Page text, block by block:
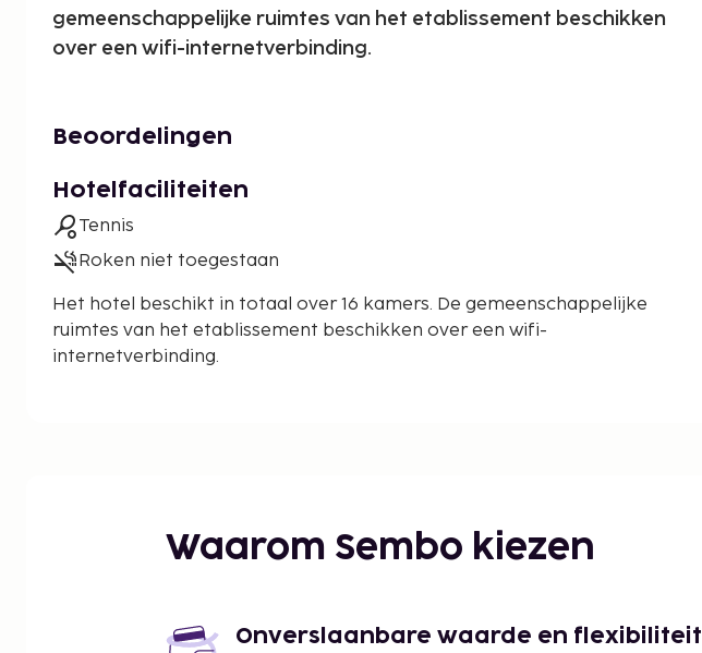
gemeenschappelijke ruimtes van het etablissement beschikken
over een wifi-internetverbinding.
Beoordelingen
Hotelfaciliteiten
Tennis
Roken niet toegestaan
Het hotel beschikt in totaal over 16 kamers. De gemeenschappelijke
ruimtes van het etablissement beschikken over een wifi-
internetverbinding.
Waarom Sembo kiezen
Onverslaanbare waarde en flexibiliteit